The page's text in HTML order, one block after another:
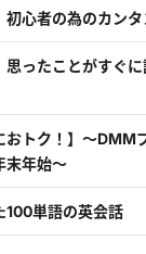
初心者の為のカン
思ったことがすぐ
おトク！】〜DMM
末年始〜
100単語の英会話